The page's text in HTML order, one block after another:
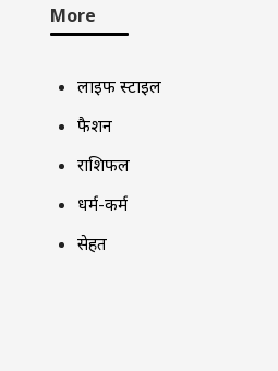
More
लाइफ स्टाइल
फैशन
राशिफल
धर्म-कर्म
सेहत